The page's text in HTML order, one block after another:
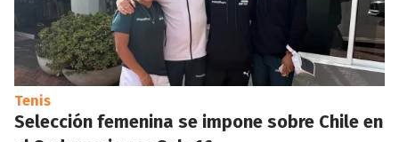
Tenis
Selección femenina se impone sobre Chile en